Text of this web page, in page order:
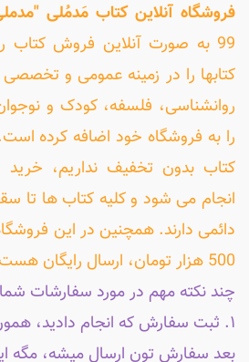
فروشگاه آنلاین کتاب مَدمُلی
99 به صورت آنلاین فروش
کتابها را در زمینه عمومی و تخصصی
روانشناسی، فلسفه، کودک و
را به فروشگاه خود اضافه کرده
کتاب بدون تخفیف نداریم، خرید
دائمی دارند. همچنین در این
500 هزار تومان، ارسال رایگان هست...
چند نکته مهم در مورد سفارشات
۱. ثبت سفارش که انجام دادید،
بعد سفارش تون ارسال میشه، مگه